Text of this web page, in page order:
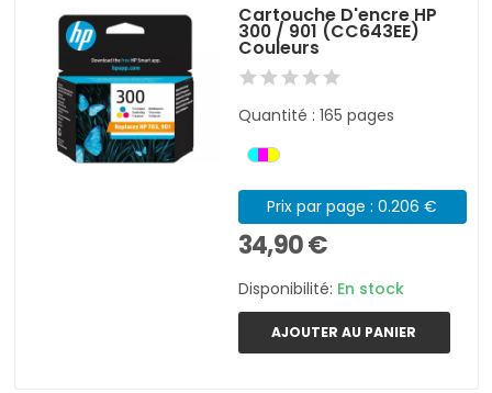
Cartouche D'encre HP
300 / 901 (CC643EE)
Couleurs
Quantité : 165 pages
Prix par page : 0.206 €
34,90 €
Disponibilité: En stock
AJOUTER AU PANIER